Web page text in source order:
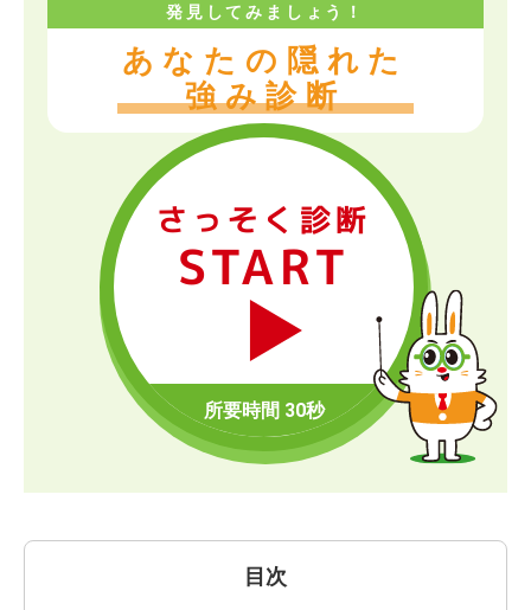
発見してみましょう！
あなたの隠れた
強み診断
さっそく診断
START
目次